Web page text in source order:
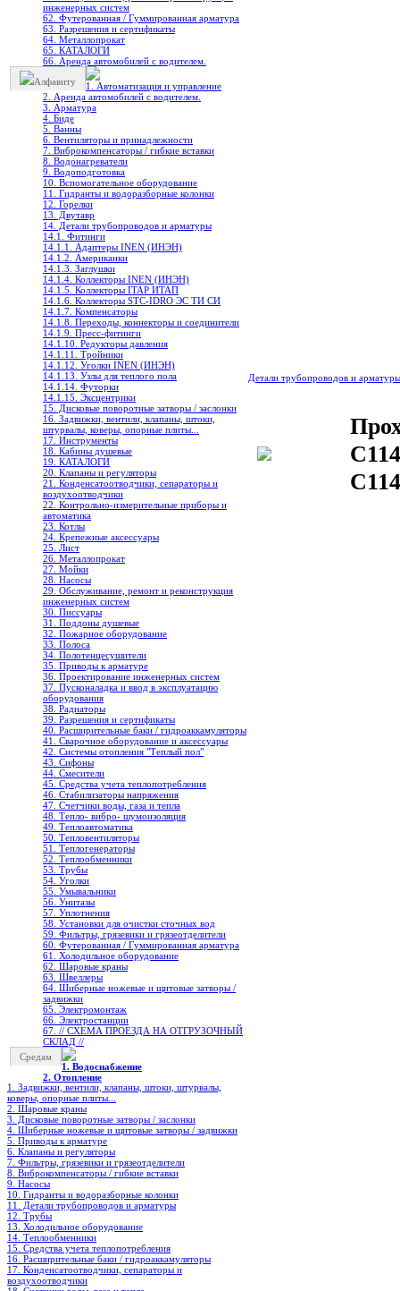
инженерных систем
62. Футерованная / Гуммированная арматура
63. Разрешения и сертификаты
64. Металлопрокат
65. КАТАЛОГИ
66. Аренда автомобилей с водителем.
Алфавиту
1. Автоматизация и управление
2. Аренда автомобилей с водителем.
3. Арматура
4. Биде
5. Ванны
6. Вентиляторы и принадлежности
7. Виброкомпенсаторы / гибкие вставки
8. Водонагреватели
9. Водоподготовка
10. Вспомогательное оборудование
11. Гидранты и водоразборные колонки
12. Горелки
13. Двутавр
14. Детали трубопроводов и арматуры
14.1. Фитинги
14.1.1. Адаптеры INEN (ИНЭН)
14.1.2. Американки
14.1.3. Заглушки
14.1.4. Коллекторы INEN (ИНЭН)
14.1.5. Коллекторы ITAP ИТАП
14.1.6. Коллекторы STC-IDRO ЭС ТИ СИ
14.1.7. Компенсаторы
14.1.8. Переходы, коннекторы и соединители
14.1.9. Пресс-фитинги
14.1.10. Редукторы давления
14.1.11. Тройники
14.1.12. Уголки INEN (ИНЭН)
14.1.13. Узлы для теплого пола
14.1.14. Футорки
14.1.15. Эксцентрики
15. Дисковые поворотные затворы / заслонки
16. Задвижки, вентили, клапаны, штоки,
штурвалы, коверы, опорные плиты...
17. Инструменты
18. Кабины душевые
19. КАТАЛОГИ
20. Клапаны и регуляторы
21. Конденсатоотводчики, сепараторы и
воздухоотводчики
22. Контрольно-измерительные приборы и
автоматика
23. Котлы
24. Крепежные аксессуары
25. Лист
26. Металлопрокат
27. Мойки
28. Насосы
29. Обслуживание, ремонт и реконструкция
инженерных систем
30. Писсуары
31. Поддоны душевые
32. Пожарное оборудование
33. Полоса
34. Полотенцесушители
35. Приводы к арматуре
36. Проектирование инженерных систем
37. Пусконаладка и ввод в эксплуатацию
оборудования
38. Радиаторы
39. Разрешения и сертификаты
40. Расширительные баки / гидроаккамуляторы
41. Сварочное оборудование и аксессуары
42. Системы отопления "Теплый пол"
43. Сифоны
44. Смесители
45. Средства учета теплопотребления
46. Стабилизаторы напряжения
47. Счетчики воды, газа и тепла
48. Тепло- вибро- шумоизоляция
49. Теплоавтоматика
50. Тепловентиляторы
51. Теплогенераторы
52. Теплообменники
53. Трубы
54. Уголки
55. Умывальники
56. Унитазы
57. Уплотнения
58. Установки для очистки сточных вод
59. Фильтры, грязевики и грязеотделители
60. Футерованная / Гуммированная арматура
61. Холодильное oборудование
62. Шаровые краны
63. Швеллеры
64. Шиберные ножевые и щитовые затворы /
задвижки
65. Электромонтаж
66. Электростанции
67. // СХЕМА ПРОЕЗДА НА ОТГРУЗОЧНЫЙ
СКЛАД //
Средам
1. Водоснабжение
2. Отопление
1. Задвижки, вентили, клапаны, штоки, штурвалы,
коверы, опорные плиты...
2. Шаровые краны
3. Дисковые поворотные затворы / заслонки
4. Шиберные ножевые и щитовые затворы / задвижки
5. Приводы к арматуре
6. Клапаны и регуляторы
7. Фильтры, грязевики и грязеотделители
8. Виброкомпенсаторы / гибкие вставки
9. Насосы
10. Гидранты и водоразборные колонки
11. Детали трубопроводов и арматуры
12. Трубы
13. Холодильное oборудование
14. Теплообменники
15. Средства учета теплопотребления
16. Расширительные баки / гидроаккамуляторы
17. Конденсатоотводчики, сепараторы и
воздухоотводчики
Детали трубопроводов и